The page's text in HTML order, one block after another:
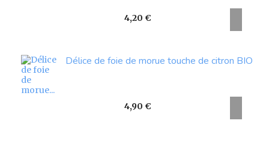
Prix
4,20 €
Délice de foie de morue touche de citron BIO
Prix
4,90 €